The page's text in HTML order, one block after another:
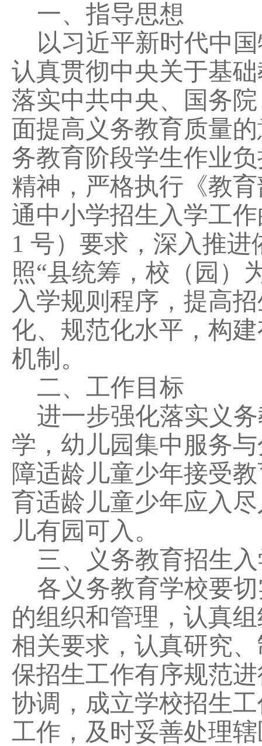
一、指导思想
以习近平新时代中
认真贯彻中央关于基
落实中共中央、国务
面提高义务教育质量
务教育阶段学生作业
精神，严格执行《教
通中小学招生入学工
1 号）要求，深入推进
照“县统筹，校（园）
入学规则程序，提高
化、规范化水平，构
机制。
二、工作目标
进一步强化落实义
学，幼儿园集中服务
障适龄儿童少年接受
育适龄儿童少年应入
儿有园可入 。
三、义务教育招生
各义务教育学校要
的组织和管理，认真
相关要求，认真研究
保招生工作有序规范
协调，成立学校招生
工作，及时妥善处理